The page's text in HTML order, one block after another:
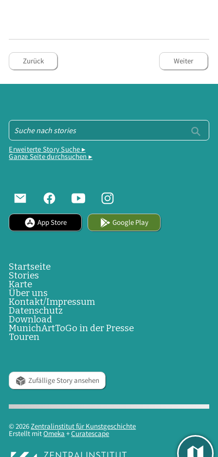
Zurück Weiter
Erweiterte Story Suche ▸
Ganze Seite durchsuchen ▸
App Store Google Play
Startseite
Stories
Karte
Über uns
Kontakt/Impressum
Datenschutz
Download
MunichArtToGo in der Presse
Touren
Zufällige Story ansehen
© 2026 Zentralinstitut für Kunstgeschichte
Erstellt mitOmeka +Curatescape